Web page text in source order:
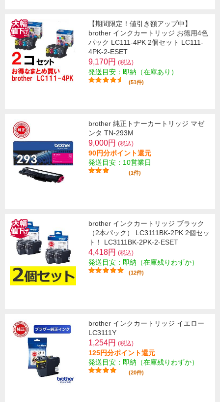
【期間限定！値引き額アップ中】
brother インクカートリッジ お徳用4色
パック LC111-4PK 2個セット LC111-
4PK-2-ESET
9,170円 (税込)
発送目安：即納（在庫あり）
(51件)
brother 純正トナーカートリッジ マゼ
ンタ TN-293M
9,000円 (税込)
90円分ポイント還元
発送目安：10営業日
(1件)
brother インクカートリッジ ブラック
（2本パック） LC3111BK-2PK 2個セッ
ト！ LC3111BK-2PK-2-ESET
4,418円 (税込)
発送目安：即納（在庫残りわずか）
(12件)
brother インクカートリッジ イエロー
LC3111Y
1,254円 (税込)
125円分ポイント還元
発送目安：即納（在庫残りわずか）
(20件)